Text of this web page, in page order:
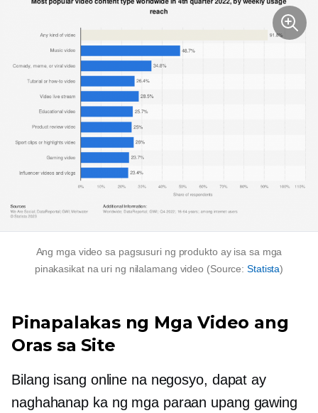
Ang mga video sa pagsusuri ng produkto ay isa sa mga
pinakasikat na uri ng nilalamang video (Source:Statista)
Pinapalakas ng Mga Video ang
Oras sa Site
Bilang isang online na negosyo, dapat ay
naghahanap ka ng mga paraan upang gawing